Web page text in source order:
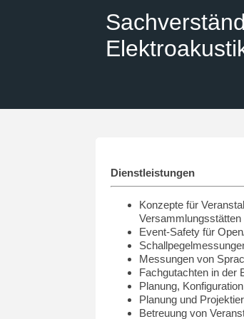
Dienstleistungen
Konzepte für
Versammlungsstätten
Event-Safety für
Messungen von
Fachgutachten in der
Planung,
Planung und
Betreuung von